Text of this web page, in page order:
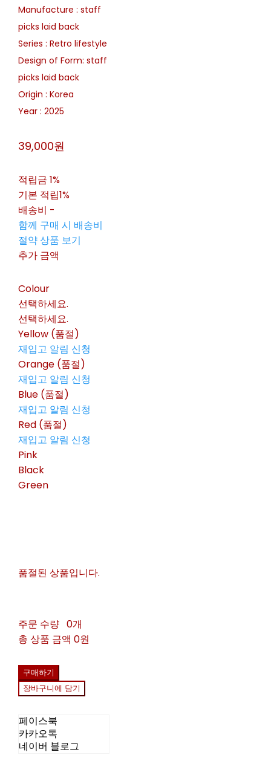
Manufacture : staff
picks laid back
Series : Retro lifestyle
Design of Form: staff
picks laid back
Origin : Korea
Year : 2025
39,000원
적립금 1%
기본 적립1%
배송비 -
함께 구매 시 배송비
절약 상품 보기
추가 금액
Colour
선택하세요.
선택하세요.
Yellow (품절)
재입고 알림 신청
Orange (품절)
재입고 알림 신청
Blue (품절)
재입고 알림 신청
Red (품절)
재입고 알림 신청
Pink
Black
Green
품절된 상품입니다.
주문 수량 0개
총 상품 금액 0원
구매하기
장바구니에 담기
페이스북
카카오톡
네이버 블로그